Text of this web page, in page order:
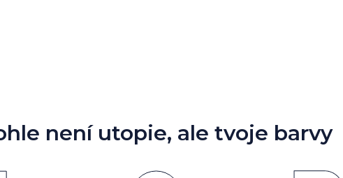
není utopie, ale tvoje barvy